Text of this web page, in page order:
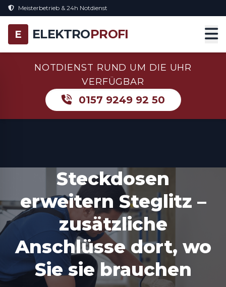
Meisterbetrieb & 24h Notdienst
E ELEKTROPROFI
NOTDIENST RUND UM DIE UHR
VERFÜGBAR
0157 9249 92 50
Steckdosen
erweitern Steglitz –
zusätzliche
Anschlüsse dort, wo
Sie sie brauchen